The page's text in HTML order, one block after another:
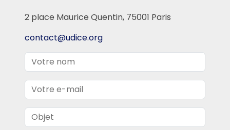
2 place Maurice Quentin, 75001 Paris
contact@udice.org